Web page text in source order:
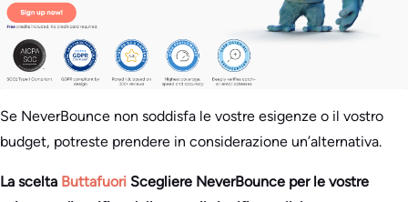
Se NeverBounce non soddisfa le vostre esigenze o il vostro
budget, potreste prendere in considerazione un’alternativa.
La scelta Buttafuori Scegliere NeverBounce per le vostre